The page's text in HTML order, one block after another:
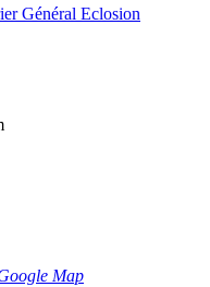
Général Eclosion
Map